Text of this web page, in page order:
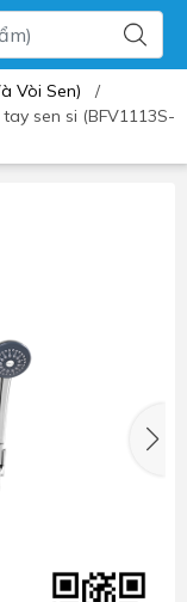
Vòi Sen)
/
sen si (BFV1113S-